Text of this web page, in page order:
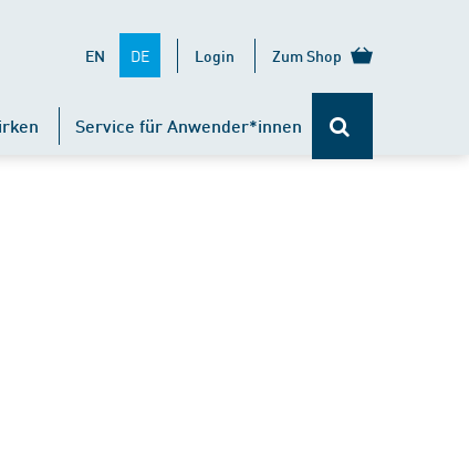
EN DE Login Zum Shop
Service für Anwender*innen